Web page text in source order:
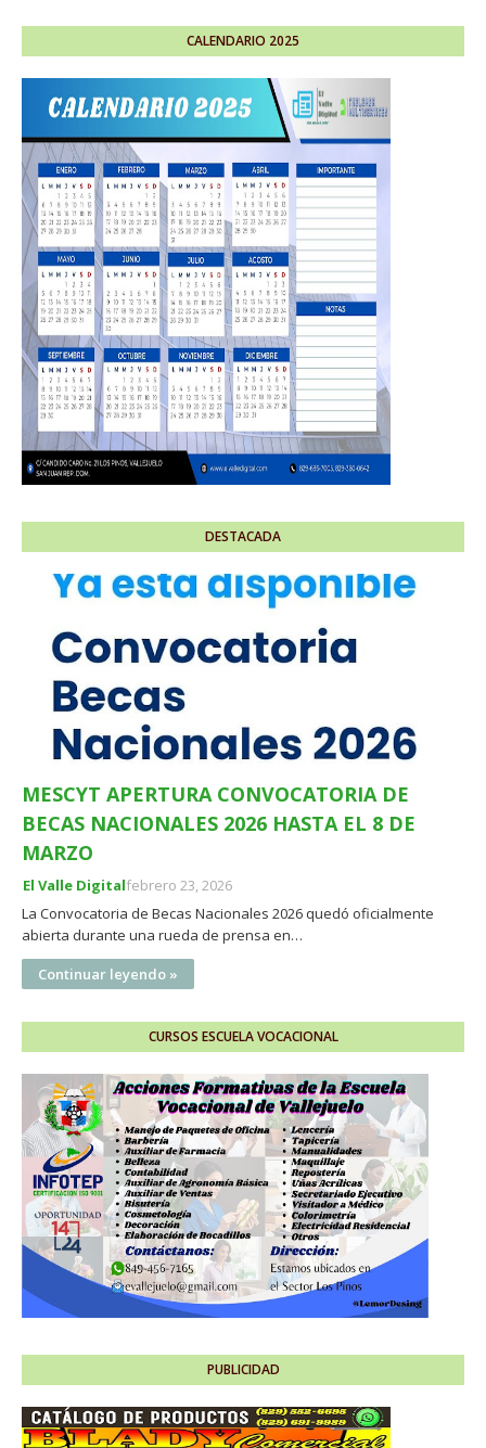
CALENDARIO 2025
DESTACADA
MESCYT APERTURA CONVOCATORIA DE
BECAS NACIONALES 2026 HASTA EL 8 DE
MARZO
El Valle Digitalfebrero 23, 2026
La Convocatoria de Becas Nacionales 2026 quedó oficialmente
abierta durante una rueda de prensa en…
Continuar leyendo »
CURSOS ESCUELA VOCACIONAL
PUBLICIDAD